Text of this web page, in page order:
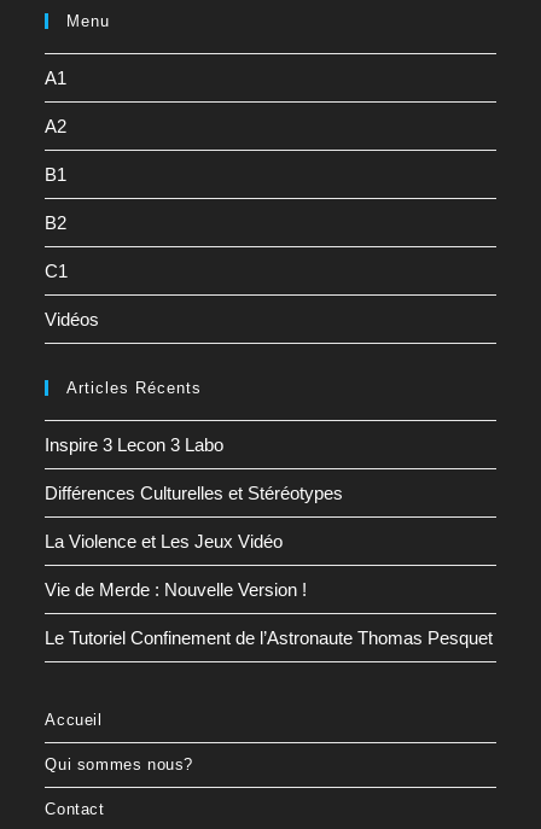
Menu
A1
A2
B1
B2
C1
Vidéos
Articles Récents
Inspire 3 Lecon 3 Labo
Différences Culturelles et Stéréotypes
La Violence et Les Jeux Vidéo
Vie de Merde : Nouvelle Version !
Le Tutoriel Confinement de l’Astronaute Thomas Pesquet
Accueil
Qui sommes nous?
Contact